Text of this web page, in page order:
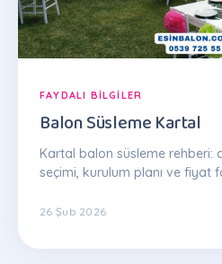
FAYDALI BILGILER
Balon Süsleme Kartal
Kartal balon süsleme rehberi:
seçimi, kurulum planı ve fiyat
26 Şub 2026